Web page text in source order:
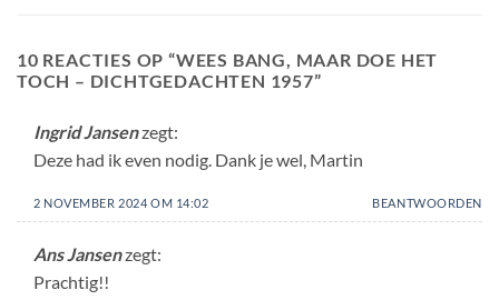
10 REACTIES OP “WEES BANG, MAAR DOE HET
TOCH – DICHTGEDACHTEN 1957”
Ingrid Jansenzegt:
Deze had ik even nodig. Dank je wel, Martin
2 NOVEMBER 2024 OM 14:02 BEANTWOORDEN
Ans Jansenzegt:
Prachtig!!